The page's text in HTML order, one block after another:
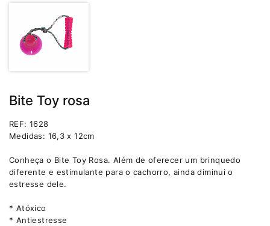
Bite Toy rosa
REF: 1628
Medidas: 16,3 x 12cm
Conheça o Bite Toy Rosa. Além de oferecer um brinquedo
diferente e estimulante para o cachorro, ainda diminui o
estresse dele.
* Atóxico
* Antiestresse